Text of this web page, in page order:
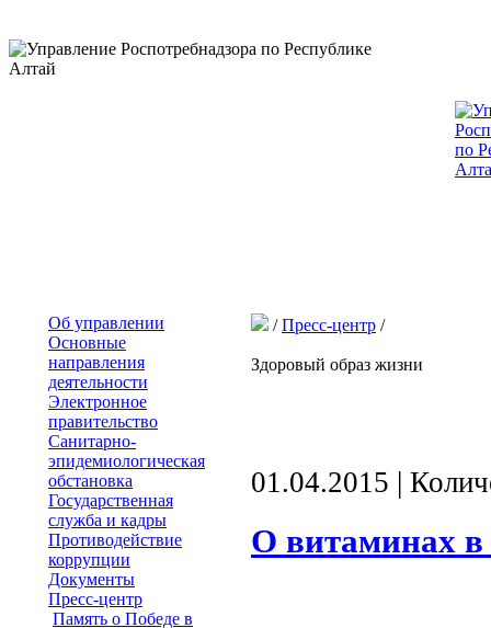
Об управлении
Основные
направления
деятельности
Электронное
правительство
Санитарно-
эпидемиологическая
обстановка
Государственная
служба и кадры
Противодействие
коррупции
Документы
Пресс-центр
Память о Победе в
/Пресс-центр /
Здоровый образ жизни
01.04.2015 |
О витаминах в